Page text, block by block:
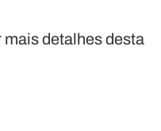
detalhes desta